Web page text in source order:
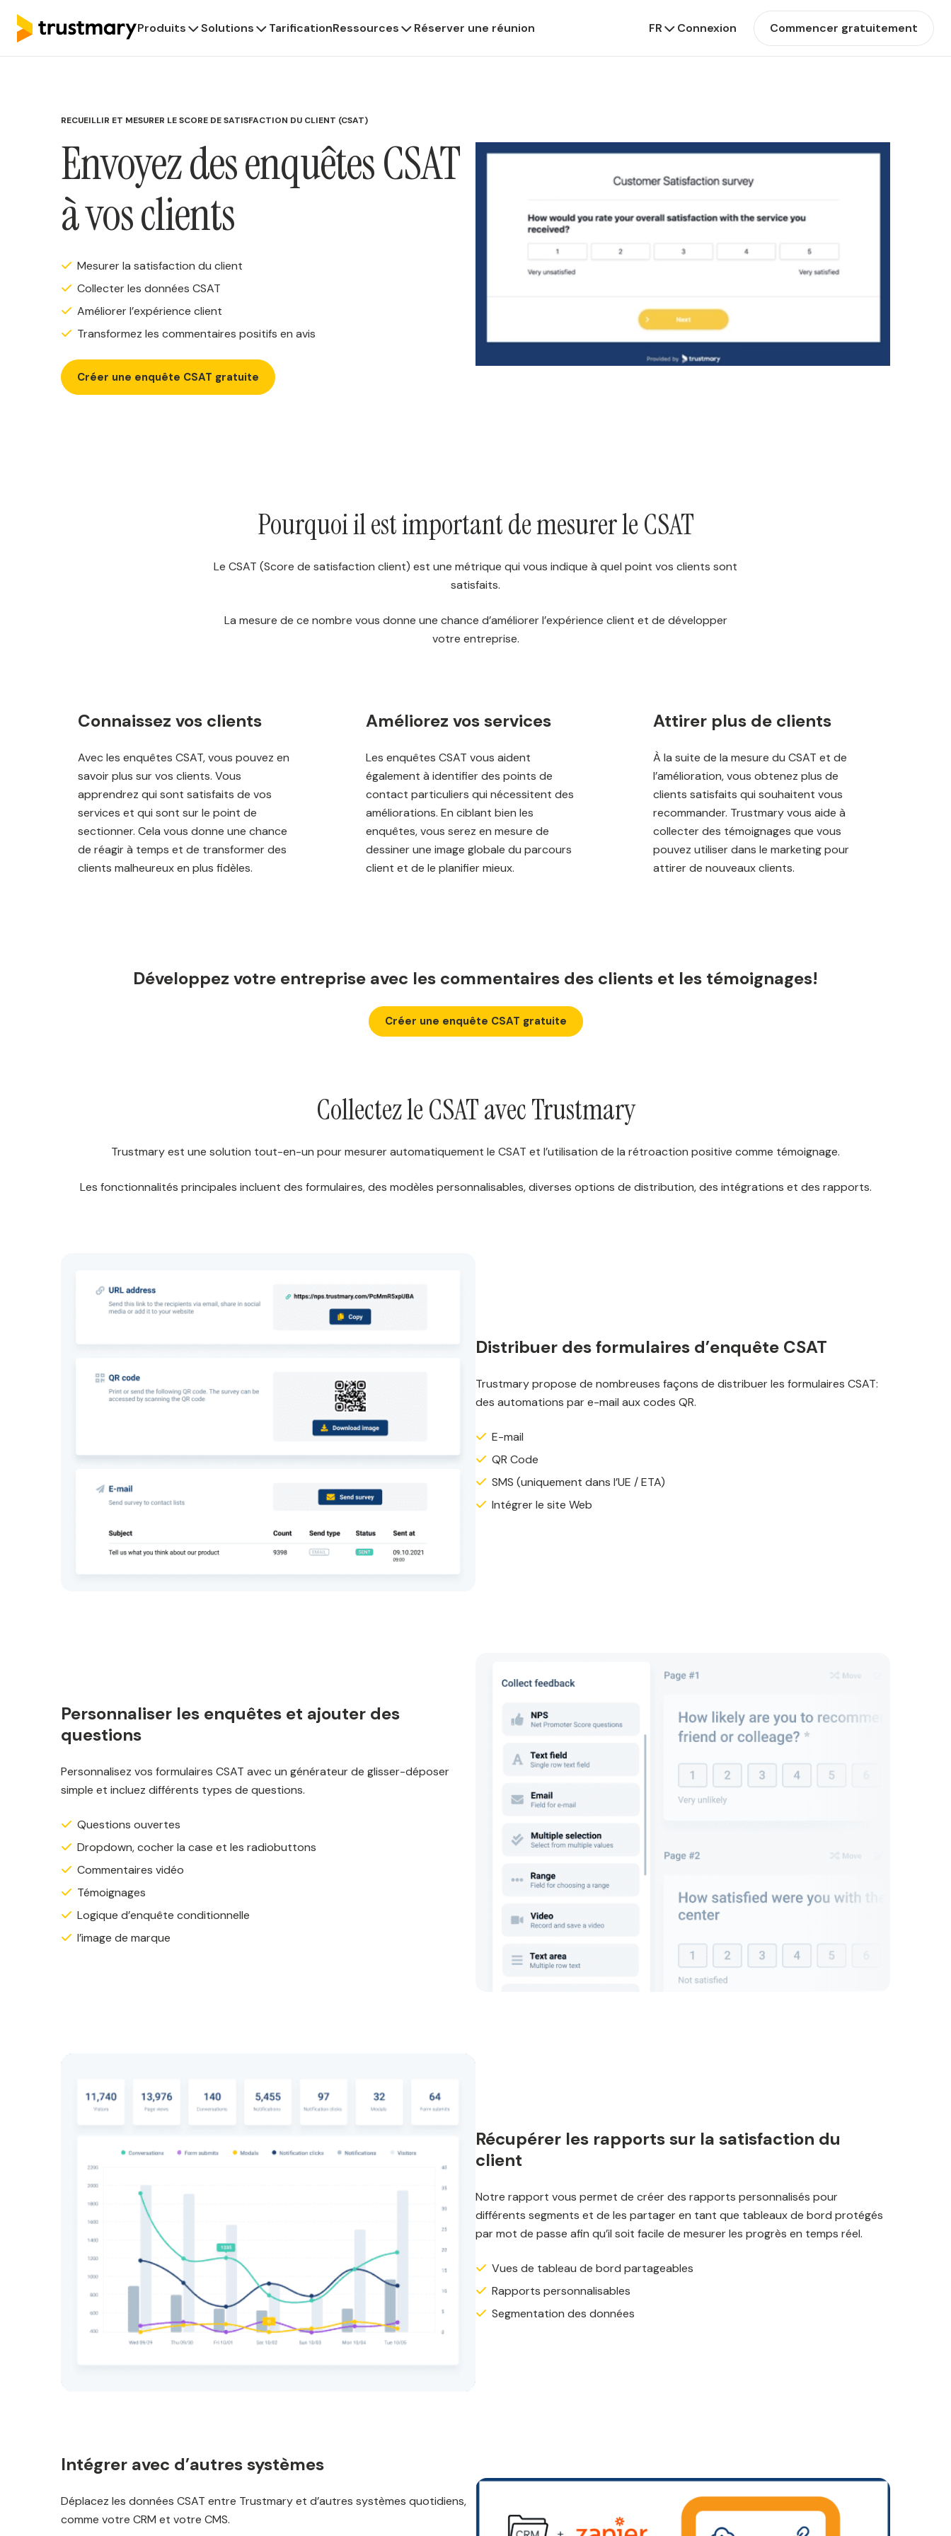
Produits Solutions TarificationRessources Réserver une réunion FR Connexion Commencer gratuitement
RECUEILLIR ET MESURER LE SCORE DE SATISFACTION DU CLIENT (CSAT)
Envoyez des enquêtes CSAT
à vos clients
Mesurer la satisfaction du client
Collecter les données CSAT
Améliorer l’expérience client
Transformez les commentaires positifs en avis
Créer une enquête CSAT gratuite
Pourquoi il est important de mesurer le CSAT
Le CSAT (Score de satisfaction client) est une métrique qui vous indique à quel point vos clients sont
satisfaits.
La mesure de ce nombre vous donne une chance d’améliorer l’expérience client et de développer
votre entreprise.
Connaissez vos clients
Avec les enquêtes CSAT, vous pouvez en
savoir plus sur vos clients. Vous
apprendrez qui sont satisfaits de vos
services et qui sont sur le point de
sectionner. Cela vous donne une chance
de réagir à temps et de transformer des
clients malheureux en plus fidèles.
Améliorez vos services
Les enquêtes CSAT vous aident
également à identifier des points de
contact particuliers qui nécessitent des
améliorations. En ciblant bien les
enquêtes, vous serez en mesure de
dessiner une image globale du parcours
client et de le planifier mieux.
Attirer plus de clients
À la suite de la mesure du CSAT et de
l’amélioration, vous obtenez plus de
clients satisfaits qui souhaitent vous
recommander. Trustmary vous aide à
collecter des témoignages que vous
pouvez utiliser dans le marketing pour
attirer de nouveaux clients.
Développez votre entreprise avec les commentaires des clients et les témoignages!
Créer une enquête CSAT gratuite
Collectez le CSAT avec Trustmary
Trustmary est une solution tout-en-un pour mesurer automatiquement le CSAT et l’utilisation de la rétroaction positive comme témoignage.
Les fonctionnalités principales incluent des formulaires, des modèles personnalisables, diverses options de distribution, des intégrations et des rapports.
Distribuer des formulaires d’enquête CSAT
Trustmary propose de nombreuses façons de distribuer les formulaires CSAT:
des automations par e-mail aux codes QR.
E-mail
QR Code
SMS (uniquement dans l’UE / ETA)
Intégrer le site Web
Personnaliser les enquêtes et ajouter des
questions
Personnalisez vos formulaires CSAT avec un générateur de glisser-déposer
simple et incluez différents types de questions.
Questions ouvertes
Dropdown, cocher la case et les radiobuttons
Commentaires vidéo
Témoignages
Logique d’enquête conditionnelle
l’image de marque
Récupérer les rapports sur la satisfaction du
client
Notre rapport vous permet de créer des rapports personnalisés pour
différents segments et de les partager en tant que tableaux de bord protégés
par mot de passe afin qu’il soit facile de mesurer les progrès en temps réel.
Vues de tableau de bord partageables
Rapports personnalisables
Segmentation des données
Intégrer avec d’autres systèmes
Déplacez les données CSAT entre Trustmary et d’autres systèmes quotidiens,
comme votre CRM et votre CMS.